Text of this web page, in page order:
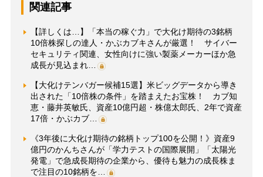
関連記事
【詳しくは…】「本当の稼ぐ力」で大化け期待の3銘柄
10倍株探しの達人・かぶカブキさんが厳選！ サイバー
セキュリティ関連、女性向けに強い製薬メーカーほか急
成長が見込まれ…
【大化けテンバガー候補15選】米ビッグデータから導き
出された「10倍株の条件」を踏まえたお宝株！ カブ知
恵・藤井英敏氏、資産10億円超・株億太郎氏、2年で資産
17倍・かぶカブ…
《3年後に大化け期待の銘柄トップ100を公開！》資産9
億円のかんちさんが「学力テストの国際展開」「太陽光
発電」で急成長期待の企業から、優待も魅力の成長株ま
で注目の10銘柄を…